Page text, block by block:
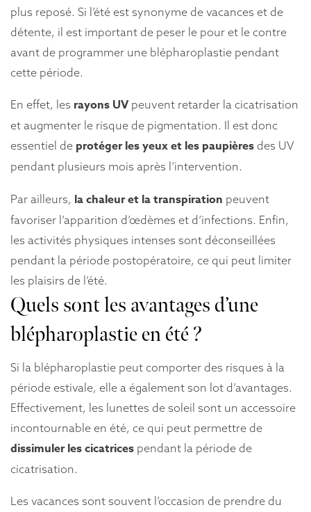
plus reposé. Si l’été est synonyme de vacances et de
détente, il est important de peser le pour et le contre
avant de programmer une blépharoplastie pendant
cette période.
En effet, les rayons UVpeuvent retarder la cicatrisation
et augmenter le risque de pigmentation. Il est donc
essentiel de protéger les yeux et les paupières des UV
pendant plusieurs mois après l’intervention.
Par ailleurs, la chaleur et la transpiration peuvent
favoriser l’apparition d’œdèmes et d’infections. Enfin,
les activités physiques intenses sont déconseillées
pendant la période postopératoire, ce qui peut limiter
les plaisirs de l’été.
Quels sont les avantages d’une
blépharoplastie en été ?
Si la blépharoplastie peut comporter des risques à la
période estivale, elle a également son lot d’avantages.
Effectivement, les lunettes de soleil sont un accessoire
incontournable en été, ce qui peut permettre de
dissimuler les cicatrices pendant la période de
cicatrisation.
Les vacances sont souvent l’occasion de prendre du